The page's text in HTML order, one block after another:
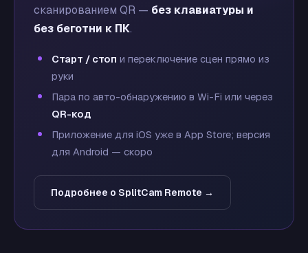
сканированием QR — без клавиатуры и
без беготни к ПК.
Старт / стоп и переключение сцен прямо из
руки
Пара по авто-обнаружению в Wi-Fi или через
QR-код
Приложение для iOS уже в App Store; версия
для Android — скоро
Подробнее о SplitCam Remote →